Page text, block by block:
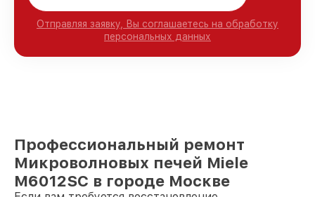
Отправляя заявку, Вы соглашаетесь на обработку
персональных данных
Профессиональный ремонт
Микроволновых печей Miele
M6012SC в городе Москве